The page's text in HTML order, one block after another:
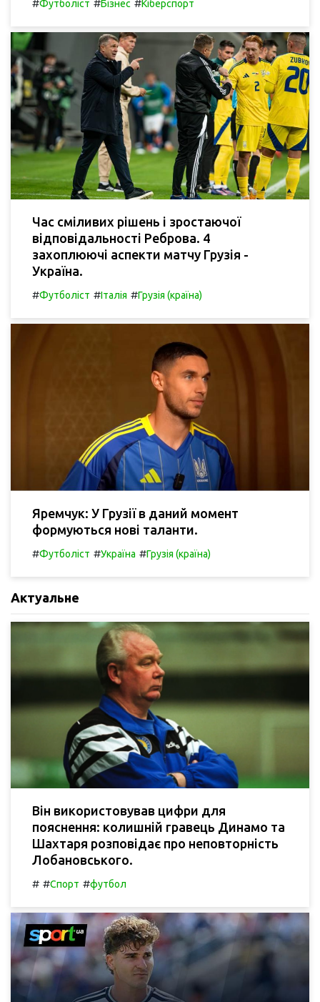
#Футболіст #Бізнес #Кіберспорт
Час сміливих рішень і зростаючої
відповідальності Реброва. 4
захоплюючі аспекти матчу Грузія -
Україна.
#Футболіст #Італія #Грузія (країна)
Яремчук: У Грузії в даний момент
формуються нові таланти.
#Футболіст #Україна #Грузія (країна)
Актуальне
Він використовував цифри для
пояснення: колишній гравець Динамо та
Шахтаря розповідає про неповторність
Лобановського.
# #Спорт #футбол